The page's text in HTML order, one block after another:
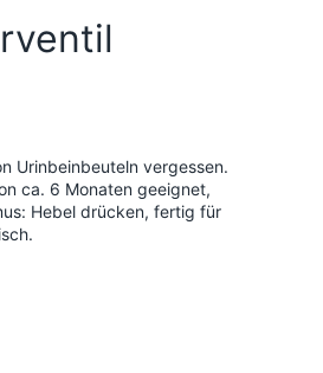
Urinbeinbeuteln vergessen.
ca. 6 Monaten geeignet,
Hebel drücken, fertig für